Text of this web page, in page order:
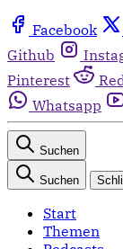
Facebook
Github
Pinterest
Whatsapp
Suchen
Suchen
Start
Themen